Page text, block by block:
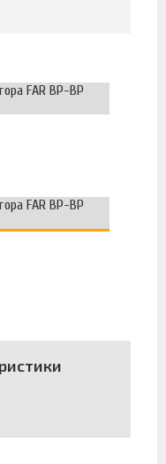
FAR ВР-ВР
FAR ВР-ВР